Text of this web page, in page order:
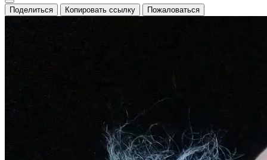
Поделиться Копировать ссылку Пожаловаться